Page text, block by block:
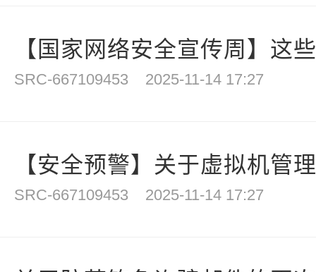
【国家网络安全宣传周】这
SRC-667109453 2025-11-14 17:27
【安全预警】关于虚拟机管
SRC-667109453 2025-11-14 17:27